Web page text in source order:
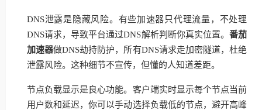
DNS泄露是隐藏风险。有些加速器只代理流量，不处理
DNS请求，导致平台通过DNS解析判断你真实位置。 番茄
加速器做DNS劫持防护，所有DNS请求走加密隧道，杜绝
泄露风险。这种细节不宣传，但懂的人知道差距。
节点负载显示是良心功能。客户端实时显示每个节点当前
用户数和延迟，你可以手动选择负载低的节点，避开高峰